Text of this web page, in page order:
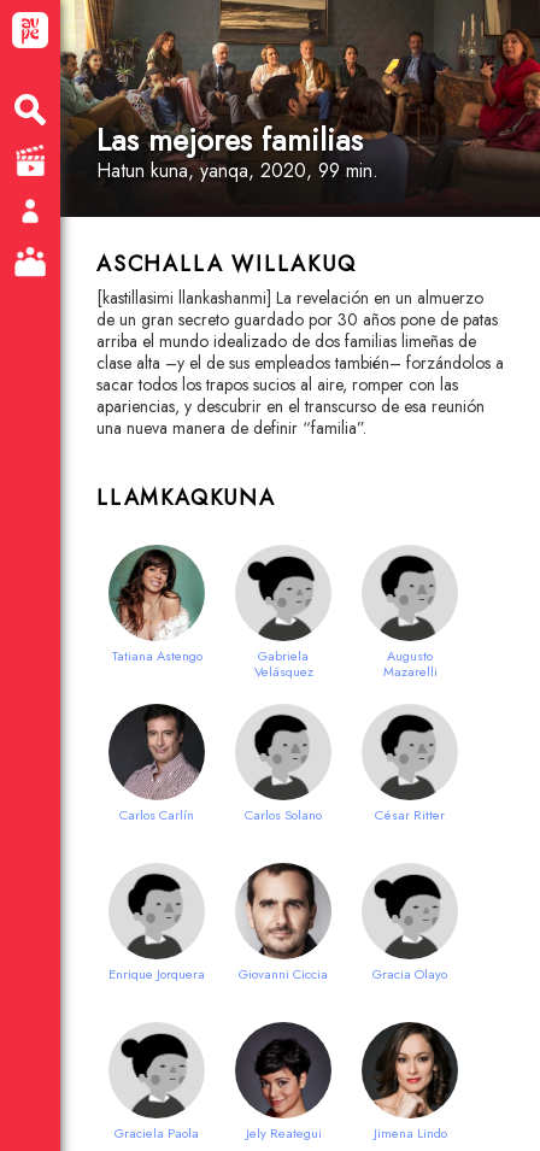
Las mejores familias
Hatun kuna, yanqa, 2020, 99 min.
ASCHALLA WILLAKUQ
[kastillasimi llankashanmi] La revelación en un almuerzo
de un gran secreto guardado por 30 años pone de patas
arriba el mundo idealizado de dos familias limeñas de
clase alta –y el de sus empleados también– forzándolos a
sacar todos los trapos sucios al aire, romper con las
apariencias, y descubrir en el transcurso de esa reunión
una nueva manera de definir “familia”.
LLAMKAQKUNA
Tatiana Astengo
Gabriela
Velásquez
Augusto
Mazarelli
Carlos Carlín Carlos Solano César Ritter
Enrique Jorquera Giovanni Ciccia Gracia Olayo
Graciela Paola Jely Reategui Jimena Lindo